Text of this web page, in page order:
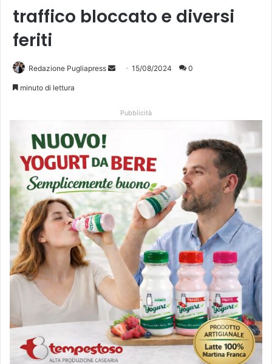
traffico bloccato e diversi
feriti
Redazione Pugliapress
Invia 15/08/2024 0
minuto di lettura
Pubblicità